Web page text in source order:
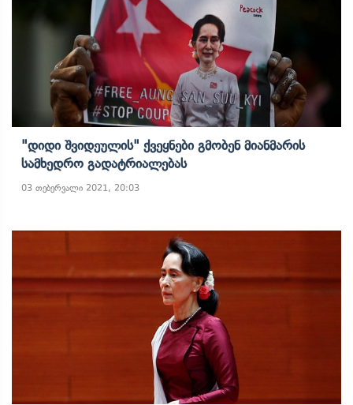
"დიდი Შვიდეულის" Ქვეყნები Გმობენ Მიანმარის
Სამხედრო Გადატრიალებას
03 თებერვალი 2021, 20:03